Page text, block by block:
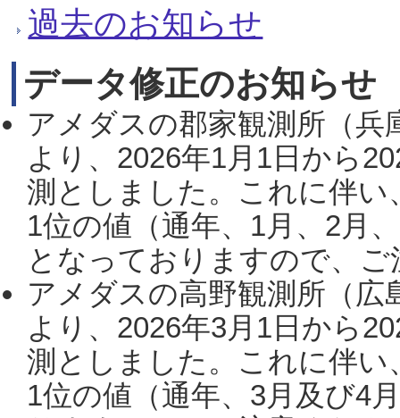
過去のお知らせ
データ修正のお知らせ
アメダスの郡家観測所（
より、2026年1月1日から
測としました。これに伴い
1位の値（通年、1月、2月
となっておりますので、
アメダスの高野観測所（
より、2026年3月1日から
測としました。これに伴い
1位の値（通年、3月及び4